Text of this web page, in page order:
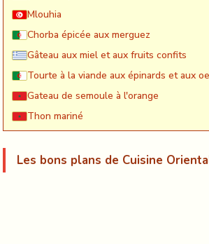
Mlouhia
Chorba épicée aux merguez
Gâteau aux miel et aux fruits confits
Tourte à la viande aux épinards et aux
Gateau de semoule à l'orange
Thon mariné
Les bons plans de Cuisine